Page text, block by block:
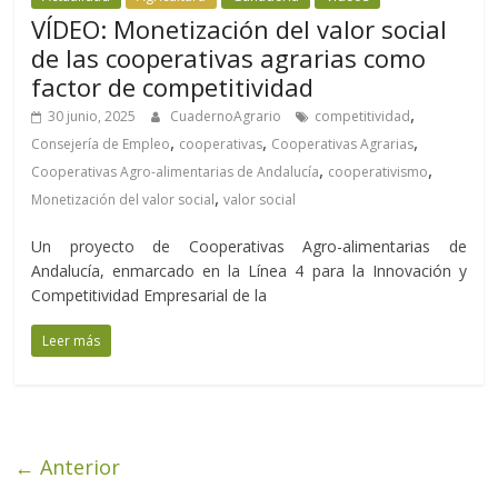
VÍDEO: Monetización del valor social
de las cooperativas agrarias como
factor de competitividad
30 junio, 2025 CuadernoAgrario competitividad,
Consejería de Empleo, cooperativas, Cooperativas Agrarias,
Cooperativas Agro-alimentarias de Andalucía, cooperativismo,
Monetización del valor social,valor social
Un proyecto de Cooperativas Agro-alimentarias de
Andalucía, enmarcado en la Línea 4 para la Innovación y
Competitividad Empresarial de la
Leer más
← Anterior